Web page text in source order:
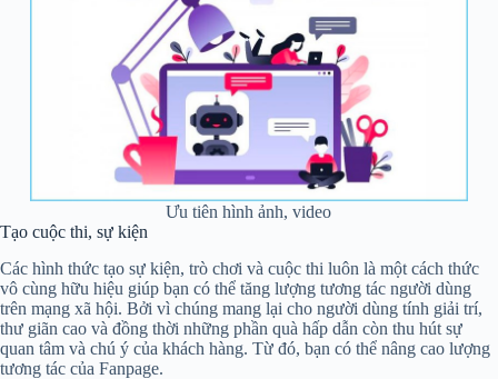
Ưu tiên hình ảnh, video
Tạo cuộc thi, sự kiện
Các hình thức tạo sự kiện, trò chơi và cuộc thi luôn là một cách thức
vô cùng hữu hiệu giúp bạn có thể tăng lượng tương tác người dùng
trên mạng xã hội. Bởi vì chúng mang lại cho người dùng tính giải trí,
thư giãn cao và đồng thời những phần quà hấp dẫn còn thu hút sự
quan tâm và chú ý của khách hàng. Từ đó, bạn có thể nâng cao lượng
tương tác của Fanpage.